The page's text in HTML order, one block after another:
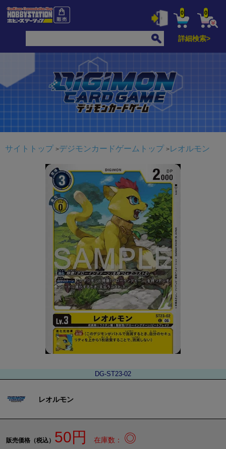
0 0
詳細検索>
サイトトップ デジモンカードゲームトップ レオルモン
DG-ST23-02
レオルモン
販売価格（税込） 50円 在庫数： ◎